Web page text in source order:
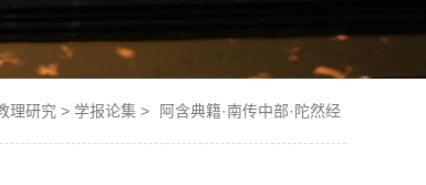
理研究 > 学报论集 > 阿含典籍·南传中部·陀然经